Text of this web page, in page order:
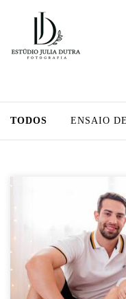
TODOS ENSAIO